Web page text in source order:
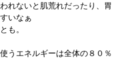
れないと肌荒れだったり、胃
いなぁ
も。
うエネルギーは全体の８０％